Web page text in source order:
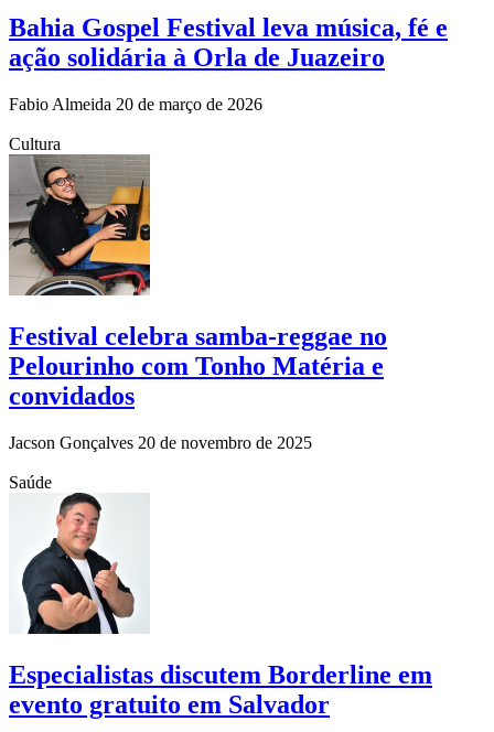
Bahia Gospel Festival leva música, fé e
ação solidária à Orla de Juazeiro
Fabio Almeida 20 de março de 2026
Cultura
Festival celebra samba-reggae no
Pelourinho com Tonho Matéria e
convidados
Jacson Gonçalves 20 de novembro de 2025
Saúde
Especialistas discutem Borderline em
evento gratuito em Salvador